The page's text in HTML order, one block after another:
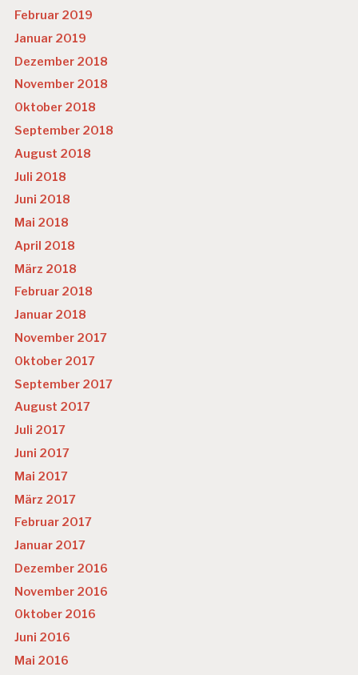
Februar 2019
Januar 2019
Dezember 2018
November 2018
Oktober 2018
September 2018
August 2018
Juli 2018
Juni 2018
Mai 2018
April 2018
März 2018
Februar 2018
Januar 2018
November 2017
Oktober 2017
September 2017
August 2017
Juli 2017
Juni 2017
Mai 2017
März 2017
Februar 2017
Januar 2017
Dezember 2016
November 2016
Oktober 2016
Juni 2016
Mai 2016